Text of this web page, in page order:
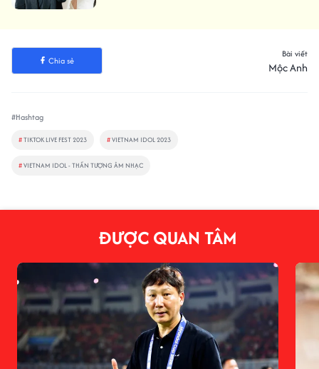
Chia sẻ
Bài viết
Mộc Anh
#Hashtag
#TIKTOK LIVE FEST 2023 #VIETNAM IDOL 2023
#VIETNAM IDOL - THẦN TƯỢNG ÂM NHẠC
ĐƯỢC QUAN TÂM